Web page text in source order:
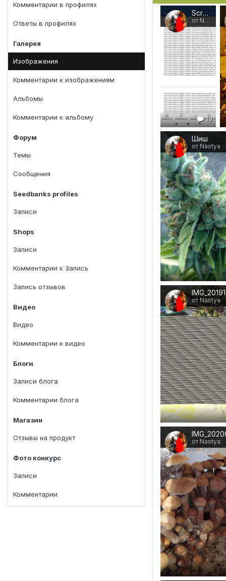
Комментарии в профилях
Ответы в профилях
Галерея
Изображения
Комментарии к изображениям
Альбомы
Комментарии к альбому
Форум
Темы
Сообщения
Seedbanks profiles
Записи
Shops
Записи
Комментарии к Запись
Запись отзывов
Видео
Видео
Комментарии к видео
Блоги
Записи блога
Комментарии блога
Магазин
Отзывы на продукт
Фото конкурс
Записи
Комментарии
Screenshot_2020-06-25-10-05-31-524_org.telegram.messenger
от Nastya
19
Шиш
от Nastya
от Nastya
от Nastya